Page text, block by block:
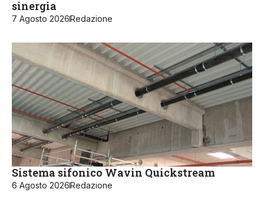
sinergia
7 Agosto 2026Redazione
Sistema sifonico Wavin Quickstream
6 Agosto 2026Redazione